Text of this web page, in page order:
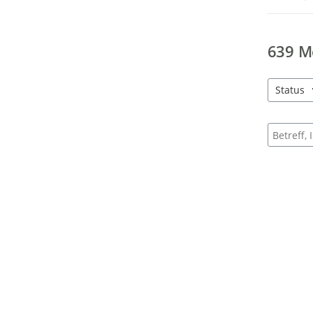
639
Status
Suche